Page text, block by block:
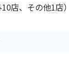
店、その他1店）